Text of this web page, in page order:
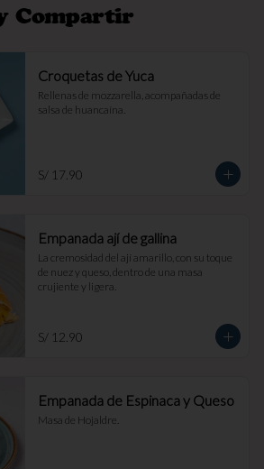
Compartir
Croquetas de Yuca
Rellenas de mozzarella, acompañadas de
salsa de huancaína.
S/ 17.90
Empanada ají de gallina
La cremosidad del ají amarillo, con su toque
de nuez y queso, dentro de una masa
crujiente y ligera.
S/ 12.90
Empanada de Espinaca y Queso
Masa de Hojaldre.